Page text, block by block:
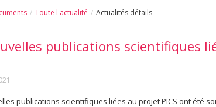
Toute l'actualité Actualités détails
publications scientifiques
publications scientifiques liées au projet PICS ont été